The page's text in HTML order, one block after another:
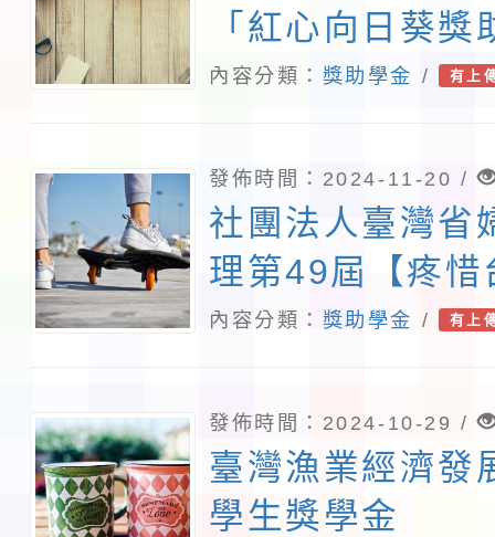
「紅心向日葵獎
內容分類： 獎助學金 / 有上
發佈時間：2024-11-20 /
社團法人臺灣省
理第49屆【疼惜
援助貧困學童學
內容分類： 獎助學金 / 有上
發佈時間：2024-10-29 /
臺灣漁業經濟發
學生獎學金